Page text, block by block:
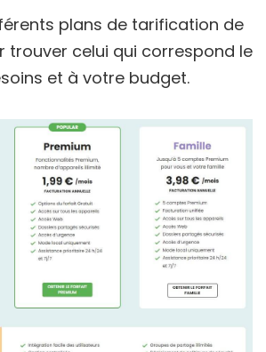
plans de tarification de
trouver celui qui correspond le
et à votre budget.